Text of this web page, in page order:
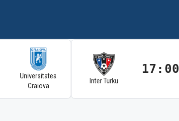
Universitatea
Craiova
Inter Turku
17:00